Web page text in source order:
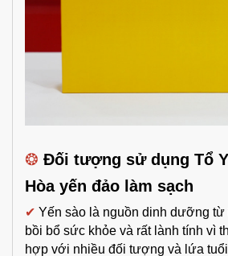
❂ Đối tượng sử dụng Tổ
Hòa yến đảo làm sạch
✔ Yến sào là nguồn dinh dưỡng từ
bồi bổ sức khỏe và rất lành tính vì
hợp với nhiều đối tượng và lứa